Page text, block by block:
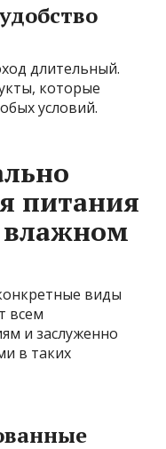
длительный.
которые
условий.
питания
виды
всем
и заслуженно
в таких